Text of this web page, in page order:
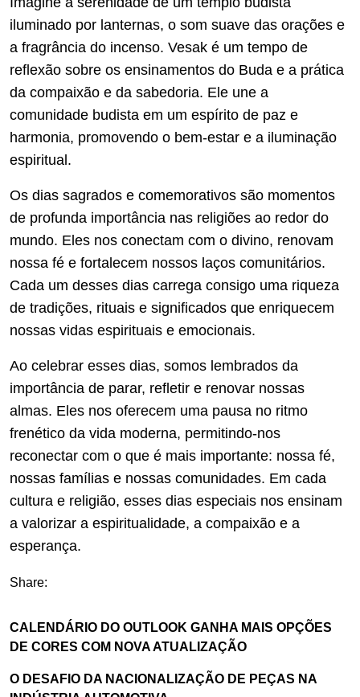
iluminado por lanternas, o som suave das orações e
a fragrância do incenso. Vesak é um tempo de
reflexão sobre os ensinamentos do Buda e a prática
da compaixão e da sabedoria. Ele une a
comunidade budista em um espírito de paz e
harmonia, promovendo o bem-estar e a iluminação
espiritual.
Os dias sagrados e comemorativos são momentos
de profunda importância nas religiões ao redor do
mundo. Eles nos conectam com o divino, renovam
nossa fé e fortalecem nossos laços comunitários.
Cada um desses dias carrega consigo uma riqueza
de tradições, rituais e significados que enriquecem
nossas vidas espirituais e emocionais.
Ao celebrar esses dias, somos lembrados da
importância de parar, refletir e renovar nossas
almas. Eles nos oferecem uma pausa no ritmo
frenético da vida moderna, permitindo-nos
reconectar com o que é mais importante: nossa fé,
nossas famílias e nossas comunidades. Em cada
cultura e religião, esses dias especiais nos ensinam
a valorizar a espiritualidade, a compaixão e a
esperança.
Share:
CALENDÁRIO DO OUTLOOK GANHA MAIS OPÇÕES
DE CORES COM NOVA ATUALIZAÇÃO
O DESAFIO DA NACIONALIZAÇÃO DE PEÇAS NA